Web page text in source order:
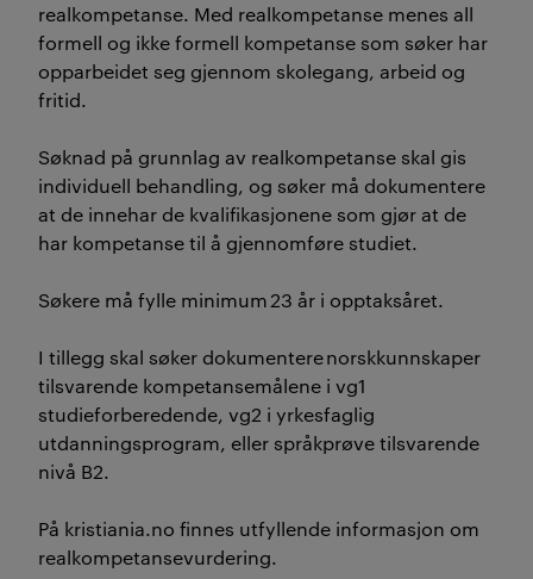
realkompetanse. Med realkompetanse menes all
formell og ikke formell kompetanse som søker har
opparbeidet seg gjennom skolegang, arbeid og
fritid.
Søknad på grunnlag av realkompetanse skal gis
individuell behandling, og søker må dokumentere
at de innehar de kvalifikasjonene som gjør at de
har kompetanse til å gjennomføre studiet.
Søkere må fylle minimum 23 år i opptaksåret.
I tillegg skal søker dokumentere norskkunnskaper
tilsvarende kompetansemålene i vg1
studieforberedende, vg2 i yrkesfaglig
utdanningsprogram, eller språkprøve tilsvarende
nivå B2.
På kristiania.no finnes utfyllende informasjon om
realkompetansevurdering.